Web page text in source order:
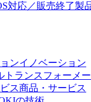
対応／販売終了製
イノベーション
トランスフォーメ
商品・サービス